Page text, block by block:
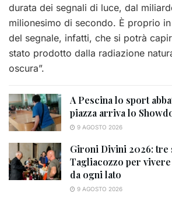
durata dei segnali di luce, dal
milionesimo di secondo. È proprio
del segnale, infatti, che si potrà
stato prodotto dalla radiazione
oscura”.
A Pescina lo sport
piazza arriva lo
9 AGOSTO 2026
Gironi Divini 2026: tre
Tagliacozzo per vivere
da ogni lato
9 AGOSTO 2026